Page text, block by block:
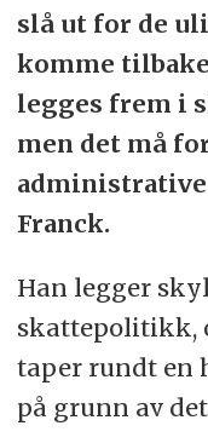
slå ut for de
komme
legges frem i
men det må
Franck.
Han legger
skattepolitikk,
taper rundt en
på grunn av